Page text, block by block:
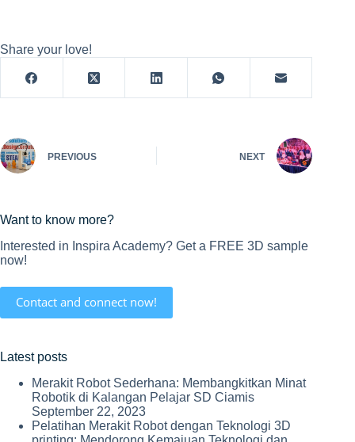
Share your love!
PREVIOUS NEXT
Want to know more?
Interested in Inspira Academy? Get a FREE 3D sample
now!
Contact and connect now!
Latest posts
Merakit Robot Sederhana: Membangkitkan Minat
Robotik di Kalangan Pelajar SD Ciamis
September 22, 2023
Pelatihan Merakit Robot dengan Teknologi 3D